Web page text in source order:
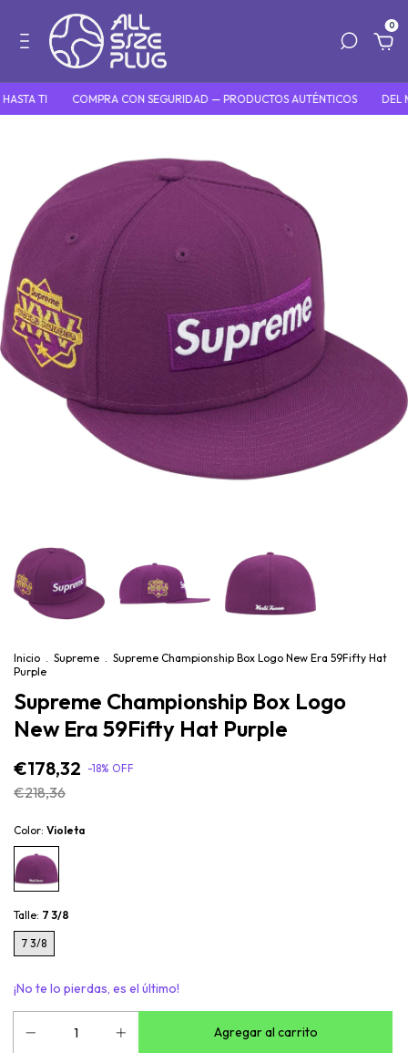
0
TI COMPRA CON SEGURIDAD — PRODUCTOS AUTÉNTICOS DEL
Inicio . Supreme . Supreme Championship Box Logo New Era 59Fifty Hat
Purple
Supreme Championship Box Logo
New Era 59Fifty Hat Purple
€178,32 -18% OFF
€218,36
Color: Violeta
Talle: 7 3/8
7 3/8
¡No te lo pierdas, es el último!